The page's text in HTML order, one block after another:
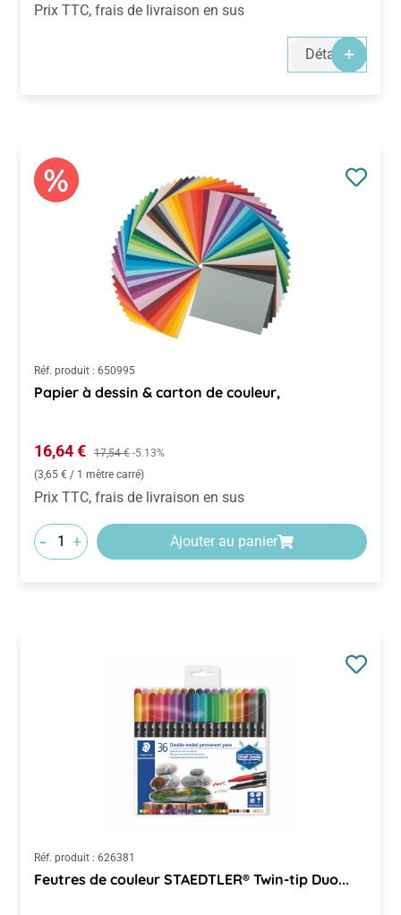
Prix TTC, frais de livraison en sus
Détails
Réf. produit : 650995
Papier à dessin & carton de couleur,
Prix de vente :
16,64 € Prix régulier :
17,54 € -5.13%
(3,65 € / 1 mètre carré)
Prix TTC, frais de livraison en sus
- + Ajouter au panier
Réf. produit : 626381
Feutres de couleur STAEDTLER® Twin-tip Duo...